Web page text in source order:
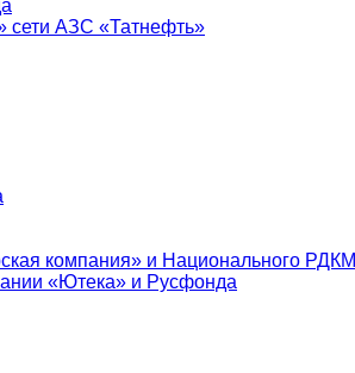
сети АЗС «Татнефть»
компания» и Национального РДКМ
«Ютека» и Русфонда